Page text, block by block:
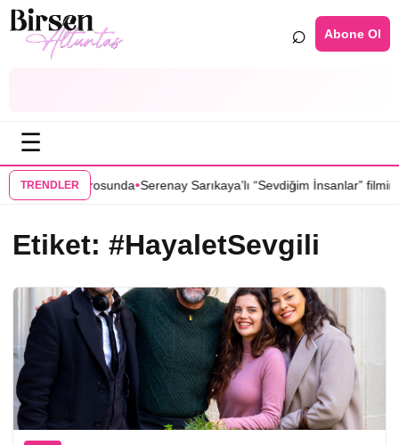
⌕ Abone Ol
☰
TRENDLER
dizisinin kadrosunda•Serenay Sarıkaya’lı “Sevdiğim İnsanlar”
Etiket: #HayaletSevgili